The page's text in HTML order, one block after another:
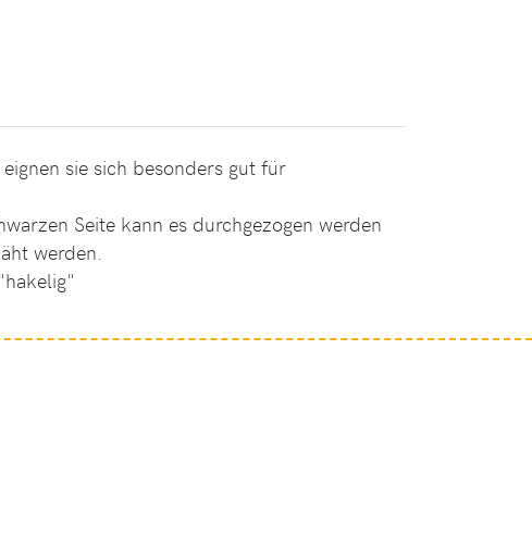
sie sich besonders gut für
Seite kann es durchgezogen werden
werden.